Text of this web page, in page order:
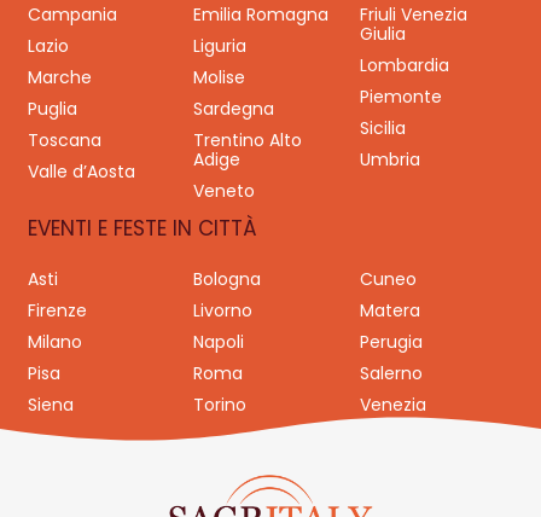
Campania
Emilia Romagna
Friuli Venezia
Giulia
Lazio
Liguria
Lombardia
Marche
Molise
Piemonte
Puglia
Sardegna
Sicilia
Toscana
Trentino Alto
Adige
Umbria
Valle d’Aosta
Veneto
EVENTI E FESTE IN CITTÀ
Asti Bologna
Cuneo
Firenze
Livorno
Matera
Milano
Napoli
Perugia
Pisa
Roma
Salerno
Siena
Torino Venezia